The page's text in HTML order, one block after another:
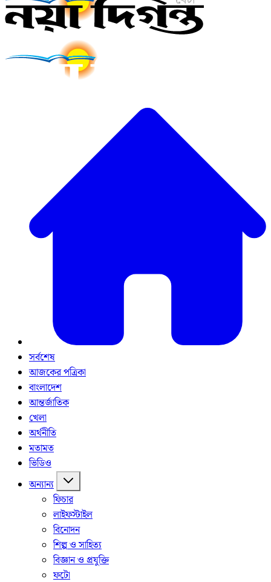
সর্বশেষ
আজকের পত্রিকা
বাংলাদেশ
আন্তর্জাতিক
খেলা
অর্থনীতি
মতামত
ভিডিও
অন্যান্য
ফিচার
লাইফস্টাইল
বিনোদন
শিল্প ও সাহিত্য
বিজ্ঞান ও প্রযুক্তি
ফটো